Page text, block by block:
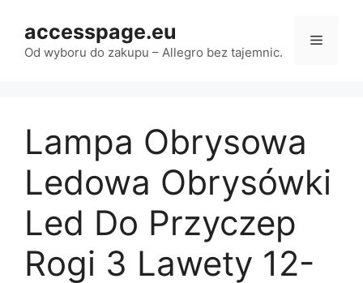
treści
accesspage.eu
Od wyboru do zakupu – Allegro bez tajemnic.
Menu
Lampa Obrysowa
Ledowa Obrysówki
Led Do Przyczep
Rogi 3 Lawety 12-